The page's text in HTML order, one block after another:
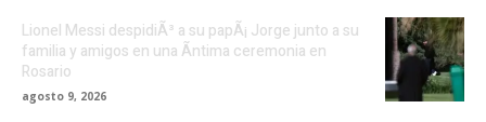
Lionel Messi despidiÃ³ a su papÃ¡ Jorge junto a su
familia y amigos en una Ã­ntima ceremonia en
Rosario
agosto 9, 2026